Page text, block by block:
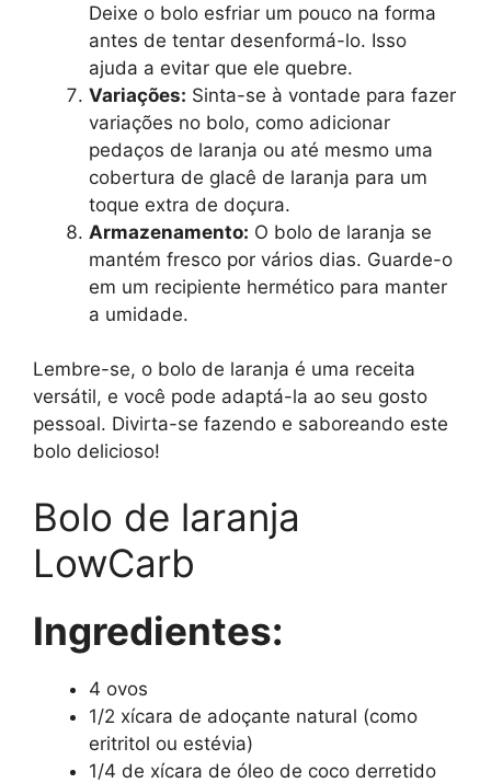
Deixe o bolo esfriar um pouco na forma
antes de tentar desenformá-lo. Isso
ajuda a evitar que ele quebre.
Variações: Sinta-se à vontade para fazer
variações no bolo, como adicionar
pedaços de laranja ou até mesmo uma
cobertura de glacê de laranja para um
toque extra de doçura.
Armazenamento: O bolo de laranja se
mantém fresco por vários dias. Guarde-o
em um recipiente hermético para manter
a umidade.
Lembre-se, o bolo de laranja é uma receita
versátil, e você pode adaptá-la ao seu gosto
pessoal. Divirta-se fazendo e saboreando este
bolo delicioso!
Bolo de laranja
LowCarb
Ingredientes:
4 ovos
1/2 xícara de adoçante natural (como
eritritol ou estévia)
1/4 de xícara de óleo de coco derretido